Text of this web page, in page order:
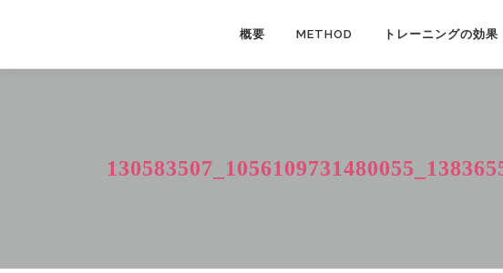
概要 METHOD トレーニングの効果